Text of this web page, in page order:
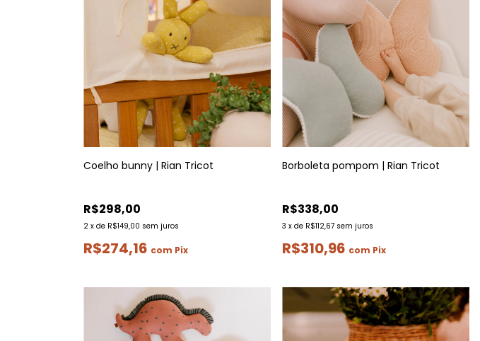
Coelho bunny | Rian Tricot
R$298,00
2 x de R$149,00 sem juros
R$274,16 com Pix
Borboleta pompom | Rian Tricot
R$338,00
3 x de R$112,67 sem juros
R$310,96 com Pix